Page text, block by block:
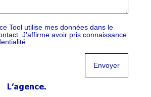
Tool utilise mes données dans le
J’affirme avoir pris connaissance
L’agence.